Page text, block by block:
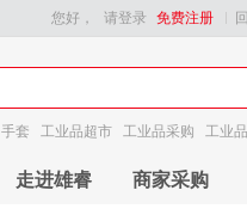
您好， 请登录 免费注册
手套 工业品超市 工业品采购 工业
走进雄睿 商家采购